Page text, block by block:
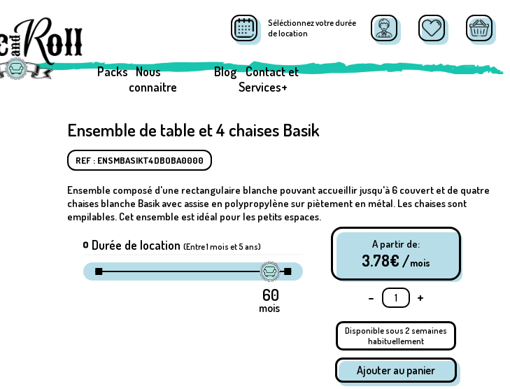
Séléctionnez votre durée
de location
Packs Nous
connaitre
Blog Contact et
Services+
Ensemble de table et 4 chaises Basik
REF : ENSMBASIKT4DBOBA0000
Ensemble composé d'une rectangulaire blanche pouvant accueillir jusqu'à 6 couvert et de quatre
chaises blanche Basik avec assise en polypropylène sur piètement en métal. Les chaises sont
empilables. Cet ensemble est idéal pour les petits espaces.
Durée de location(Entre 1 mois et 5 ans)
mois
A partir de:
3.78€ /mois
- +
Disponible sous 2 semaines
habituellement